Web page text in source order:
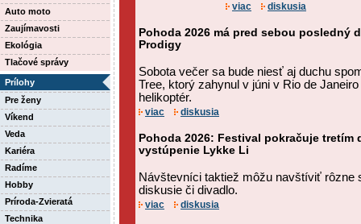
Auto moto
Zaujímavosti
Ekológia
Tlačové správy
Prílohy
Pre ženy
Víkend
Veda
Kariéra
Radíme
Hobby
Príroda-Zvieratá
Technika
viac diskusia
Pohoda 2026 má pred sebou posledný
Prodigy
Sobota večer sa bude niesť aj duchu
Tree, ktorý zahynul v júni v Rio de
helikoptér.
viac diskusia
Pohoda 2026: Festival pokračuje tretím
vystúpenie Lykke Li
Návštevníci taktiež môžu navštíviť rôzne
diskusie či divadlo.
viac diskusia